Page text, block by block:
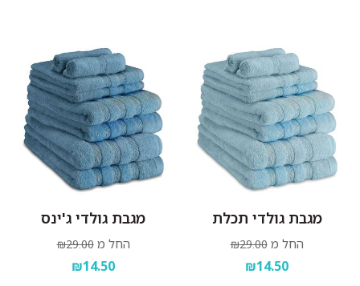
מגבת גולדי תכלת
החל מ ₪29.00
₪14.50
מגבת גולדי ג'ינס
החל מ ₪29.00
₪14.50